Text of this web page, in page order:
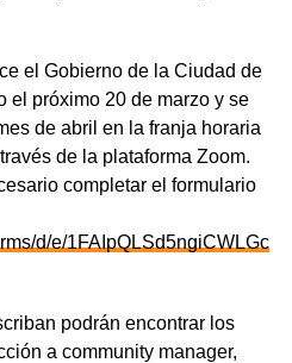
el Gobierno de la Ciudad de
el próximo 20 de marzo y se
de abril en la franja horaria
de la plataforma Zoom.
completar el formulario
d/e/
podrán encontrar los
a community manager,